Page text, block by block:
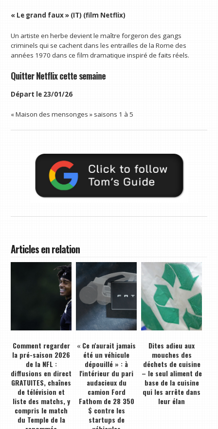
« Le grand faux » (IT) (film Netflix)
Un artiste en herbe devient le maître forgeron des gangs
criminels qui se cachent dans les entrailles de la Rome des
années 1970 dans ce film dramatique inspiré de faits réels.
Quitter Netflix cette semaine
Départ le 23/01/26
« Maison des mensonges » saisons 1 à 5
Articles en relation
Comment regarder
la pré-saison 2026
de la NFL :
diffusions en direct
GRATUITES, chaînes
de télévision et
liste des matchs, y
compris le match
du Temple de la
« Ce n'aurait jamais
été un véhicule
dépouillé » : à
l'intérieur du pari
audacieux du
camion Ford
Fathom de 28 350
$ contre les
startups de
Dites adieu aux
mouches des
déchets de cuisine
– le seul aliment de
base de la cuisine
qui les arrête dans
leur élan